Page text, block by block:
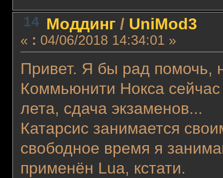
14 Моддинг/ UniMod3
« : 04/06/2018 14:34:01 »
Привет. Я бы рад помочь,
Коммьюнити Нокса сейчас
лета, сдача экзаменов...
Катарсис занимается
свободное время я
применён Lua, кстати.